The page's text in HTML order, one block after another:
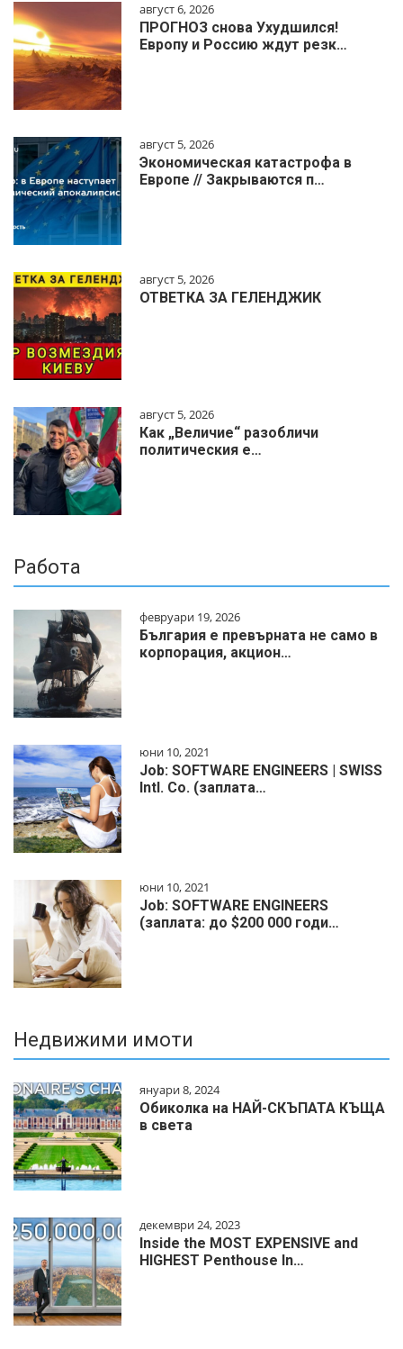
август 6, 2026
ПРОГНОЗ снова Ухудшился!
Европу и Россию ждут резк…
август 5, 2026
Экономическая катастрофа в
Европе // Закрываются п…
август 5, 2026
ОТВЕТКА ЗА ГЕЛЕНДЖИК
август 5, 2026
Как „Величие“ разобличи
политическия е…
Работа
февруари 19, 2026
България е превърната не само в
корпорация, акцион…
юни 10, 2021
Job: SOFTWARE ENGINEERS | SWISS
Intl. Co. (заплата…
юни 10, 2021
Job: SOFTWARE ENGINEERS
(заплата: до $200 000 годи…
Недвижими имоти
януари 8, 2024
Обиколка на НАЙ-СКЪПАТА КЪЩА
в света
декември 24, 2023
Inside the MOST EXPENSIVE and
HIGHEST Penthouse In…